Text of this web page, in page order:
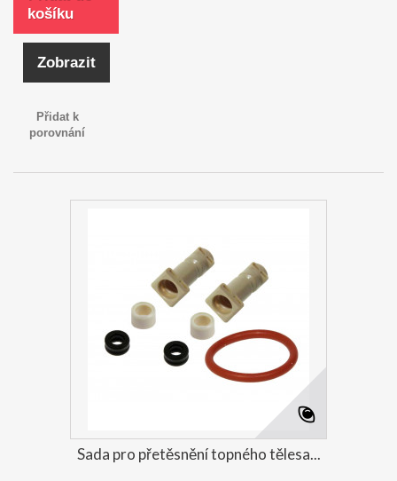
košíku
Zobrazit
Přidat k
porovnání
Sada pro přetěsnění topného tělesa...